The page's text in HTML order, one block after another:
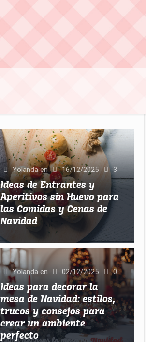
Yolanda en 16/12/2025 3
Ideas de Entrantes y
Aperitivos sin Huevo para
las Comidas y Cenas de
Navidad
Yolanda en 02/12/2025 0
Ideas para decorar la
mesa de Navidad: estilos,
trucos y consejos para
crear un ambiente
perfecto